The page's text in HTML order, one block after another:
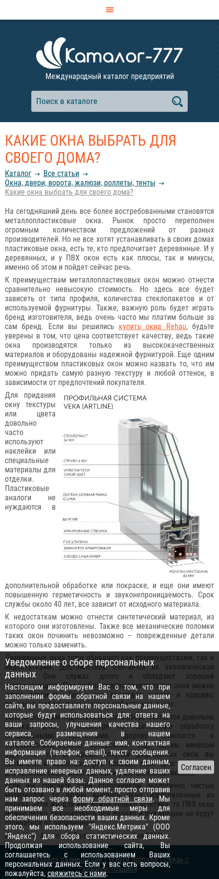
Международный каталог предприятий
КАКИЕ ОКНА ВЫБРАТЬ ДЛЯ
СВОЕГО ДОМА?
Каталог
Все статьи
Окна, двери, ворота, жалюзи, роллеты, тенты
Какие окна выбрать для своего дома?
На сегодняшний день все более востребованными становятся
металлопластиковые окна. Рынок просто переполнен
огромным количеством предложений от разных
производителей. Но не все хотят устанавливать в своих домах
пластиковые окна, есть те, кто предпочитает деревянные. И у
деревянных, и у ПВХ окон есть как плюсы, так и минусы,
именно об этом и пойдет сейчас речь.
К преимуществам металлопластиковых окон можно отнести
сравнительно невысокую стоимость. Но здесь все будет
зависеть от типа профиля, количества стеклопакетов и от
используемой фурнитуры. Также, важную роль будет играть
бренд изготовителя, ведь очень часто мы платим больше за
сам бренд. Если вы решились купить окна Rehau, будьте
уверены в том, что цена соответствует качеству, ведь такие
окна производятся только из высококачественных
материалов и оборудованы надежной фурнитурой. Еще одним
преимуществом пластиковых окон можно назвать то, что им
можно придать самую разную текстуру и любой оттенок, в
зависимости от предпочтений покупателя.
Для придания
окну текстуры
или цвета
довольно
часто
используют
наклейки или
специальные
материалы для
отделки.
Пластиковые
аналоги не
нуждаются в
дополнительной обработке или покраске, и еще они имеют
повышенную герметичность и звуконепроницаемость. Срок
службы около 40 лет, все зависит от исходного материала.
К недостаткам можно отнести синтетический материал, из
которого они изготовлены. Также все механические поломки
таких окон починить невозможно – поврежденные детали
можно только заменить.
Деревянные окна тоже обладают как преимуществами, так и
недостатками. Достоинством считается их экологическая
чистота. Они служат долго и обладают хорошей
теплоизоляцией. При любых повреждениях такие окна можно
легко починить. Также они выглядят дорого и красиво,
придадут любому помещению комфортность и уют.
Самым большим недостатком при выборе считается довольно
высокая цена. И несмотря на тщательную обработку
специальными пропитками, дерево относится к
легковоспламеняемым материалам. Еще одним минусом
будет то, что во время покупки деревянных окон вы
заплатите в несколько раз больше, хотя срок службы у
деревянных окон такой же, как и у металлопластиковых.
Если вы, считаете себя сторонником экологично чистых
материалов, то лучше выбрать окна, изготовленные из
дерева, если же для вас важна только эстетика, то ПВХ окна
можно легко декорировать под дерево и они внешне не будут
отличаться от деревянных.
Источник: Анатолий Валтасар 24 декабря 2018
Правила размещения|Услуги портала|Связь с
администрацией
Уведомление о сборе персональных
данных
Настоящим информируем Вас о том, что при
заполнении формы обратной связи на нашем
сайте, вы предоставляете персональные данные,
которые будут использоваться для: ответа на
ваши запросы, улучшения качества нашего
сервиса, размещения в нашем
каталоге. Собираемые данные: имя, контактная
информация (телефон, email), текст сообщения.
Вы имеете право на: доступ к своим данным,
исправление неверных данных, удаление ваших
данных из нашей базы. Данное согласие может
быть отозвано в любой момент, просто отправив
нам запрос черезформу обратной связи. Мы
принимаем все необходимые меры для
обеспечения безопасности ваших данных. Кроме
этого, мы используем "Яндекс.Метрика" (ООО
"Яндекс") для сбора статистических данных.
Продолжая использование сайта, Вы
соглашаетесь с использованием Ваших
персональных данных. Если у вас есть вопросы,
пожалуйста, свяжитесь с нами.